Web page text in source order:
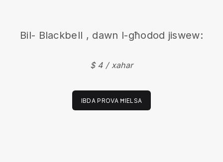
Bil- Blackbell , dawn l-għodod jiswew:
$ 4 / xahar
IBDA PROVA ĦIELSA